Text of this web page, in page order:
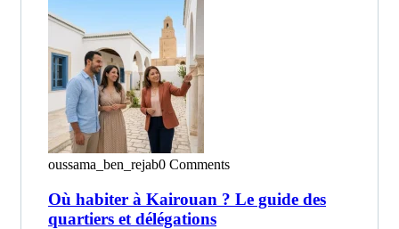
oussama_ben_rejab0 Comments
Où habiter à Kairouan ? Le guide des
quartiers et délégations